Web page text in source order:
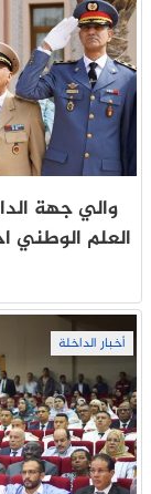
والي جهة
العلم الوطني احتفاءً
أخبار الداخلة